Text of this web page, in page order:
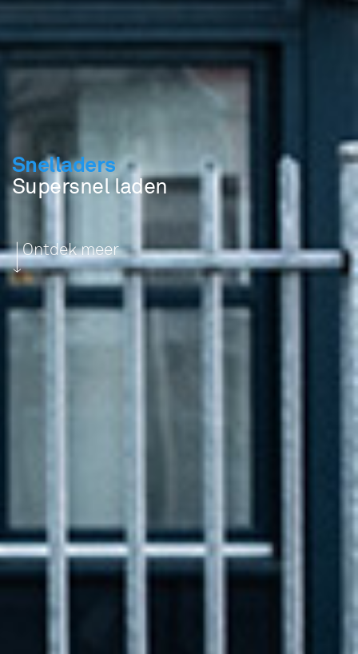
Snelladers
Supersnel laden
Ontdek meer